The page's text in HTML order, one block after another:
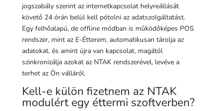
jogszabály szerint az internetkapcsolat helyreállását
követő 24 órán belül kell pótolni az adatszolgáltatást.
Egy felhőalapú, de offline módban is működőképes POS
rendszer, mint az E-Étterem, automatikusan tárolja az
adatokat, és amint újra van kapcsolat, magától
szinkronizálja azokat az NTAK rendszerével, levéve a
terhet az Ön válláról.
Kell-e külön fizetnem az NTAK
modulért egy éttermi szoftverben?